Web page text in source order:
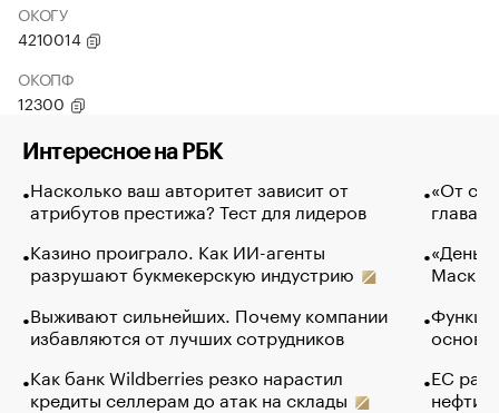
ОКОГУ
4210014
ОКОПФ
12300
Интересное на РБК
Насколько ваш авторитет зависит от
атрибутов престижа? Тест для лидеров
Казино проиграло. Как ИИ-агенты
разрушают букмекерскую индустрию
Выживают сильнейших. Почему компании
избавляются от лучших сотрудников
Как банк Wildberries резко нарастил
кредиты селлерам до атак на склады
«От
глава
Маск в
основ
ЕС
нефти